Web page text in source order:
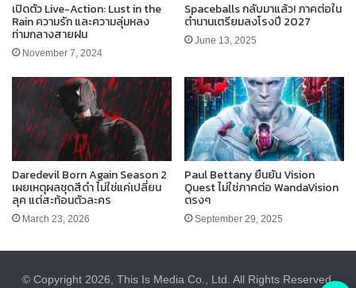
เปิดตัว Live-Action: Lust in the
Rain ความรัก และความลุ่มหลง
ท่ามกลางสายฝน
November 7, 2024
Spaceballs กลับมาแล้ว! ภาคต่อใน
ตำนานเตรียมลงโรงปี 2027
June 13, 2025
Daredevil Born Again Season 2
เผยเหตุผลชุดสีดำ ไม่ใช่แค่เปลี่ยน
ลุค แต่สะท้อนตัวละคร
March 23, 2026
Paul Bettany ยืนยัน Vision
Quest ไม่ใช่ภาคต่อ WandaVision
ตรงๆ
September 29, 2025
© Copyright 2026, This Is Media Co., Ltd. All Rights Reserved.